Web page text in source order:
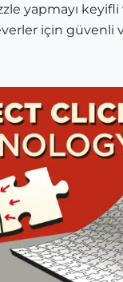
yapmayı keyifli
için güvenli